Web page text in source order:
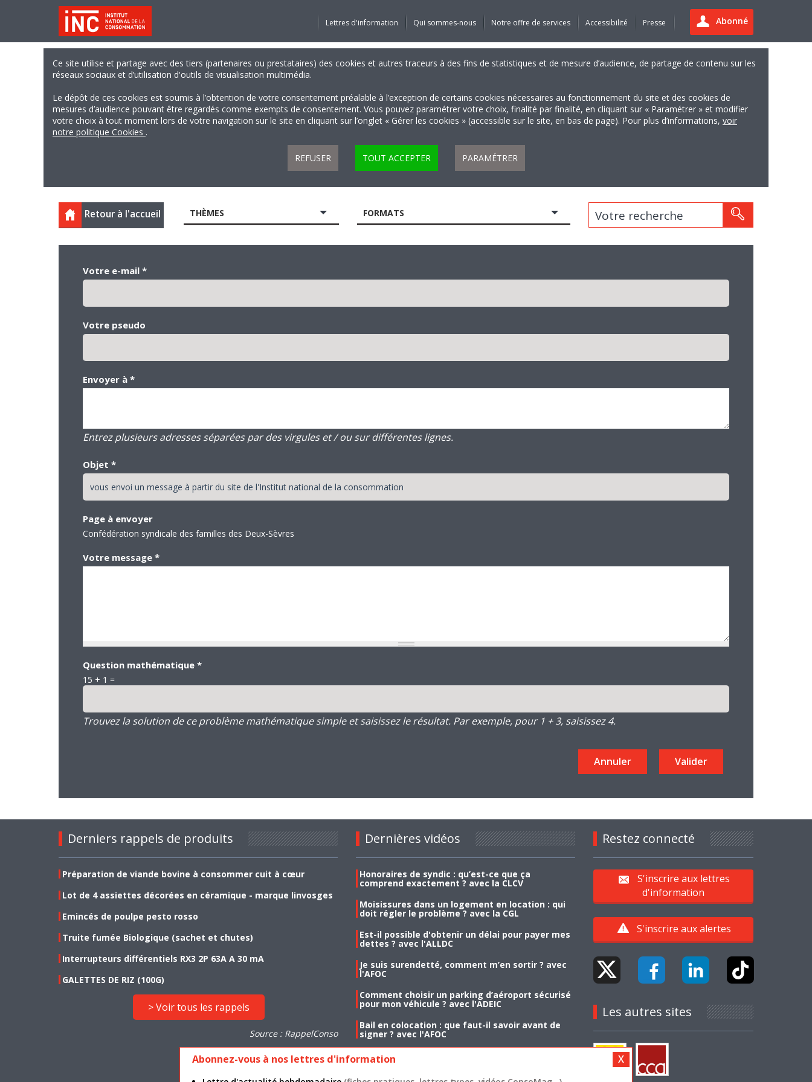
Abonné
Lettres d'information Qui sommes-nous Notre offre de services Accessibilité Presse
Ce site utilise et partage avec des tiers (partenaires ou prestataires) des cookies et autres traceurs à des fins de statistiques et de mesure d’audience, de partage de contenu sur les
réseaux sociaux et d’utilisation d'outils de visualisation multimédia.
Le dépôt de ces cookies est soumis à l’obtention de votre consentement préalable à l’exception de certains cookies nécessaires au fonctionnement du site et des cookies de
mesures d’audience pouvant être regardés comme exempts de consentement. Vous pouvez paramétrer votre choix, finalité par finalité, en cliquant sur « Paramétrer » et modifier
votre choix à tout moment lors de votre navigation sur le site en cliquant sur l’onglet « Gérer les cookies » (accessible sur le site, en bas de page). Pour plus d’informations, voir
notre politique Cookies .
REFUSER TOUT ACCEPTER PARAMÉTRER
Retour à l'accueil THÈMES FORMATS Votre recherche
Votre e-mail *
Votre pseudo
Envoyer à *
Entrez plusieurs adresses séparées par des virgules et / ou sur différentes lignes.
Objet *
Page à envoyer
Confédération syndicale des familles des Deux-Sèvres
Votre message *
Question mathématique *
15 + 1 =
Trouvez la solution de ce problème mathématique simple et saisissez le résultat. Par exemple, pour 1 + 3, saisissez 4.
Derniers rappels de produits
Préparation de viande bovine à consommer cuit à cœur
Lot de 4 assiettes décorées en céramique - marque linvosges
Emincés de poulpe pesto rosso
Truite fumée Biologique (sachet et chutes)
Interrupteurs différentiels RX3 2P 63A A 30 mA
GALETTES DE RIZ (100G)
> Voir tous les rappels
Source : RappelConso
Dernières vidéos
Honoraires de syndic : qu’est-ce que ça
comprend exactement ? avec la CLCV
Moisissures dans un logement en location : qui
doit régler le problème ? avec la CGL
Est-il possible d'obtenir un délai pour payer mes
dettes ? avec l'ALLDC
Je suis surendetté, comment m’en sortir ? avec
l'AFOC
Comment choisir un parking d’aéroport sécurisé
pour mon véhicule ? avec l'ADEIC
Bail en colocation : que faut-il savoir avant de
signer ? avec l'AFOC
Restez connecté
S'inscrire aux lettres
d'information
S'inscrire aux alertes
Les autres sites
Abonnez-vous à nos lettres d'information